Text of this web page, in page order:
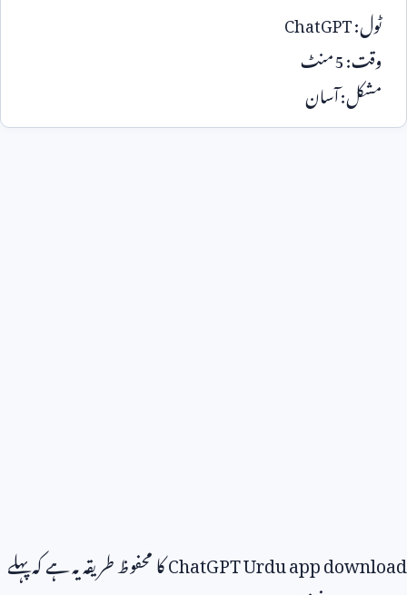
ٹول:ChatGPT
وقت:5منٹ
مشکل: آسان
ChatGPT Urdu app downloadکا محفوظ طریقہ یہ ہے کہ پہلے